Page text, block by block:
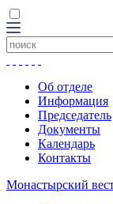
Об отделе
Информация
Председатель
Документы
Календарь
Контакты
Монастырский